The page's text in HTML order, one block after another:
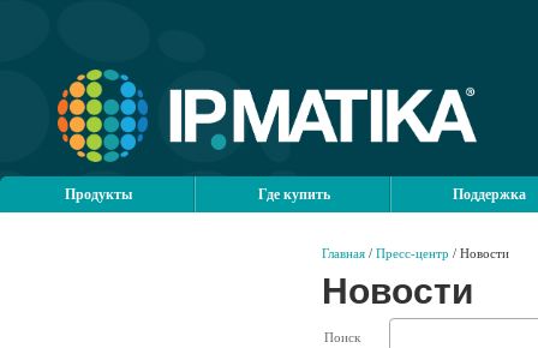
Продукты Где купить Поддержка
Главная / Пресс-центр / Новости
Новости
Поиск